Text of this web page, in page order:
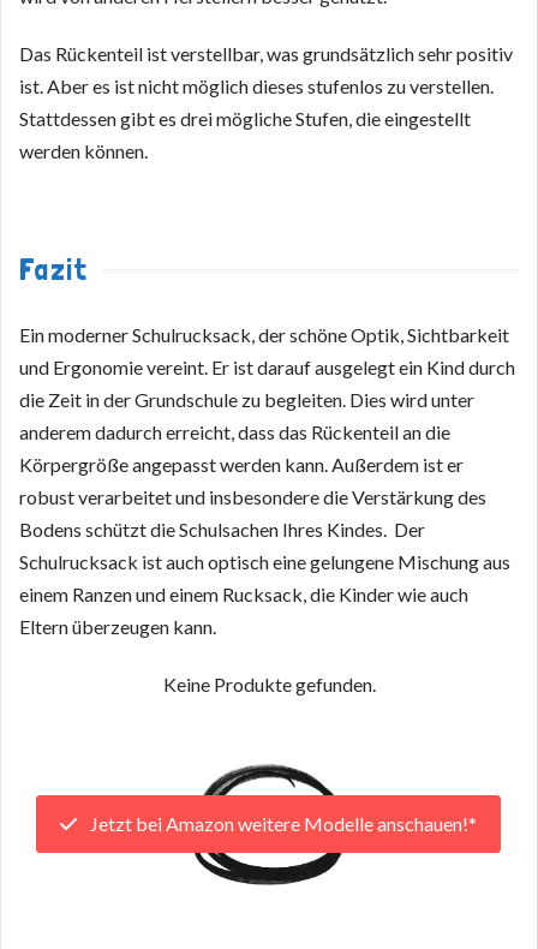
Das Rückenteil ist verstellbar, was grundsätzlich sehr positiv
ist. Aber es ist nicht möglich dieses stufenlos zu verstellen.
Stattdessen gibt es drei mögliche Stufen, die eingestellt
werden können.
Fazit
Ein moderner Schulrucksack, der schöne Optik, Sichtbarkeit
und Ergonomie vereint. Er ist darauf ausgelegt ein Kind durch
die Zeit in der Grundschule zu begleiten. Dies wird unter
anderem dadurch erreicht, dass das Rückenteil an die
Körpergröße angepasst werden kann. Außerdem ist er
robust verarbeitet und insbesondere die Verstärkung des
Bodens schützt die Schulsachen Ihres Kindes. Der
Schulrucksack ist auch optisch eine gelungene Mischung aus
einem Ranzen und einem Rucksack, die Kinder wie auch
Eltern überzeugen kann.
Keine Produkte gefunden.
Jetzt bei Amazon weitere Modelle anschauen!*